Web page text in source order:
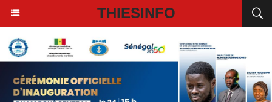
THIESINFO